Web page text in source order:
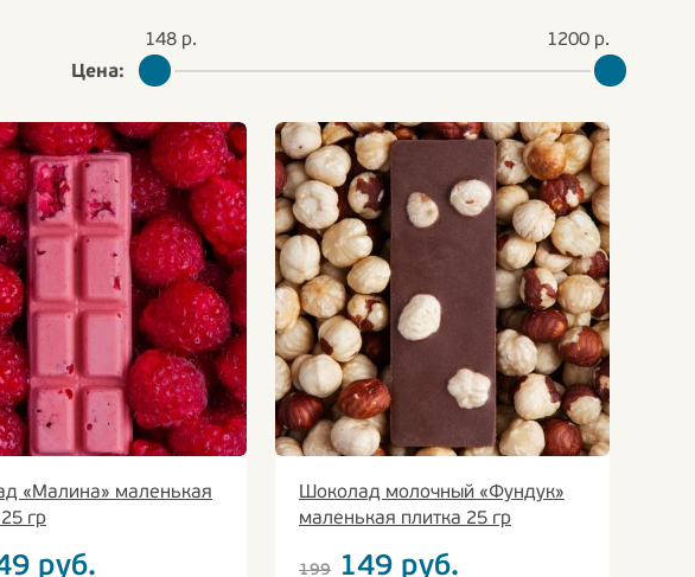
Цена:
«Малина» маленькая
гр
руб.
Шоколад молочный «Фундук»
маленькая плитка 25 гр
199 149 руб.